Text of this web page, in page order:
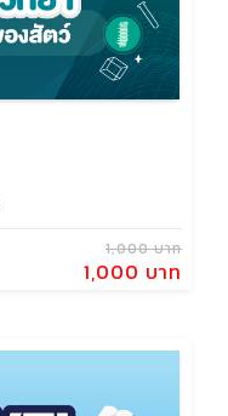
1,000 บาท
1,000 บาท